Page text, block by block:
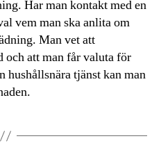
Har man kontakt med en
vem man ska anlita om
Man vet att
att man får valuta för
hushållsnära tjänst kan man